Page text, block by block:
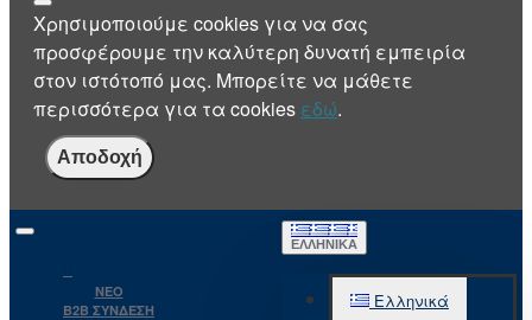
Χρησιμοποιούμε cookies για να σας
προσφέρουμε την καλύτερη δυνατή εμπειρία
στον ιστότοπό μας. Μπορείτε να μάθετε
περισσότερα για τα cookies εδώ.
Αποδοχή
NEO
B2B ΣΥΝΔΕΣΗ
ΕΛΛΗΝΙΚΆ
Ελληνικά